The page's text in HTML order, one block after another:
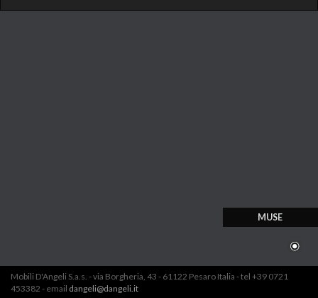
MUSE
Mobili D'Angeli S.a.s. - via Borgheria, 43 - 61122 Pesaro Italia - tel +39 0721
453382 - email dangeli@dangeli.it